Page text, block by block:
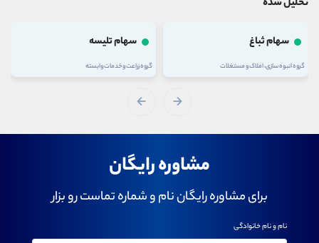
تحلیل شده
سهام ثباغ
گروه انبوه سازی، املاک و مستغلات
سهام تلیسه
گروه زراعت و خدمات وابسته
مشاوره رایگان
برای مشاوره رایگان نام و شماره تماست رو بزار
نام و نام خانوادگی